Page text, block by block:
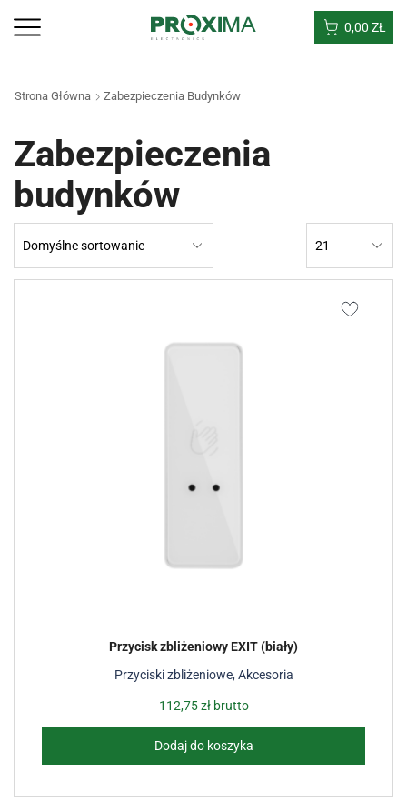
0,00 ZŁ
Strona Główna Zabezpieczenia Budynków
Zabezpieczenia
budynków
Przyciski zbliżeniowe,Akcesoria
Przycisk zbliżeniowy EXIT (biały)
112,75złbrutto
Dodaj do koszyka